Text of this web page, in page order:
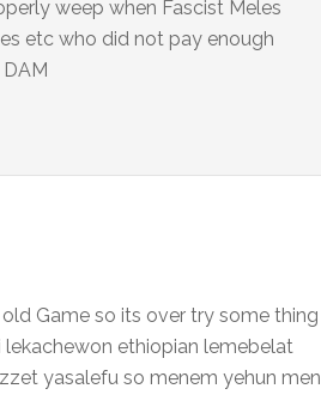
weep when Fascist Meles
etc who did not pay enough
Game so its over try some thing
ethiopian lemebelat
yasalefu so menem yehun men